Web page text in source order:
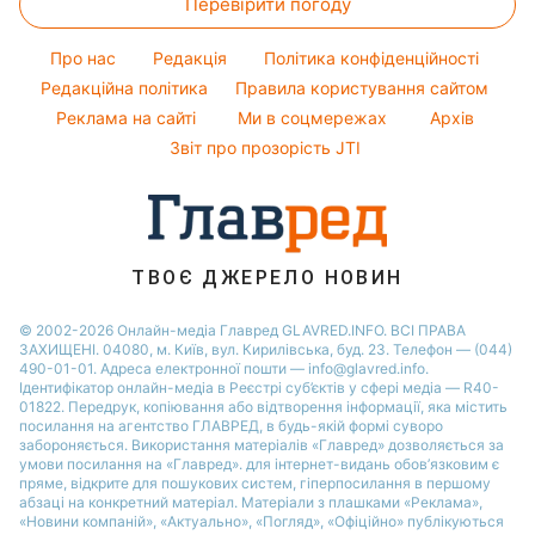
Новини Харкова
Новини Полтави
Новини Сум
Новини Черкаси
Настя Каменських
Віталій Козловський
Потап
Фарбування волосся
Гарний манікюр
Легкі десерти
Напої
Святкове меню
Тести по картинці
Оптичні ілюзії
Народні прикмети
Усе про шоу-бізнес
Про нас Редакція
Політика конфіденційності
Редакційна політика
Правила користування сайтом
Реклама на сайті
Ми в соцмережах
Архів
Звіт про прозорість JTI
ТВОЄ ДЖЕРЕЛО НОВИН
© 2002-2026 Онлайн-медіа Главред GLAVRED.INFO. ВСІ ПРАВА
ЗАХИЩЕНІ. 04080, м. Київ, вул. Кирилівська, буд. 23. Телефон — (044)
490-01-01. Адреса електронної пошти — info@glavred.info.
Ідентифікатор онлайн-медіа в Реєстрі суб’єктів у сфері медіа — R40-
01822. Передрук, копіювання або відтворення інформації, яка містить
посилання на агентство ГЛАВРЕД, в будь-якій формi суворо
забороняється. Використання матеріалів «Главред» дозволяється за
умови посилання на «Главред». для інтернет-видань обов’язковим є
пряме, відкрите для пошукових систем, гіперпосилання в першому
абзаці на конкретний матеріал. Матеріали з плашками «Реклама»,
«Новини компаній», «Актуально», «Погляд», «Офіційно» публікуються